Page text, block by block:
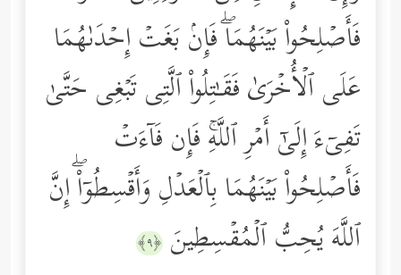
فَأَصۡلِحُواْ بَیۡنَهُمَاۖ فَإِنۢ بَغَتۡ إِحۡدَىٰهُمَا
عَلَى ٱلۡأُخۡرَىٰ فَقَـٰتِلُواْ ٱلَّتِی تَبۡغِی حَتَّىٰ
تَفِیۤءَ إِلَىٰۤ أَمۡرِ ٱللَّهِۚ فَإِن فَاۤءَتۡ
فَأَصۡلِحُواْ بَیۡنَهُمَا بِٱلۡعَدۡلِ وَأَقۡسِطُوۤاْۖ إِنَّ
ٱللَّهَ یُحِبُّ ٱلۡمُقۡسِطِینَ ﴿٩﴾